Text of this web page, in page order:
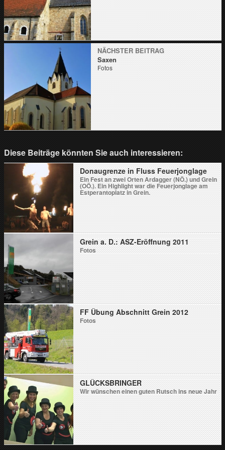
NÄCHSTER BEITRAG
Saxen
Fotos
Diese Beiträge könnten Sie auch interessieren:
Donaugrenze in Fluss Feuerjonglage
Ein Fest an zwei Orten Ardagger (NÖ.) und Grein
(OÖ.). Ein Highlight war die Feuerjonglage am
Estperantoplatz in Grein.
Grein a. D.: ASZ-Eröffnung 2011
Fotos
FF Übung Abschnitt Grein 2012
Fotos
GLÜCKSBRINGER
Wir wünschen einen guten Rutsch ins neue Jahr